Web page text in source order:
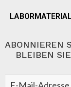
ABONNIEREN
BLEIBEN